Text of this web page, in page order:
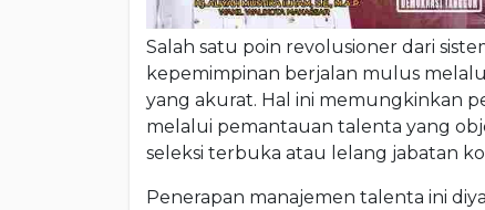
Salah satu poin revolusioner dari
kepemimpinan berjalan mulus
yang akurat. Hal ini memungkinkan
melalui pemantauan talenta yang
seleksi terbuka atau lelang jabatan
Penerapan manajemen talenta ini